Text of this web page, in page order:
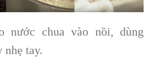
nước chua vào nồi, dùng
nhẹ tay.